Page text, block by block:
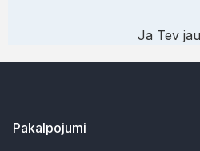
Ja Tev
Pakalpojumi